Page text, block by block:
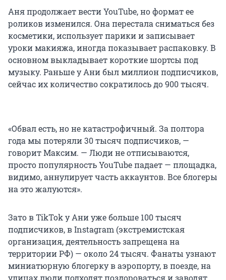
Аня продолжает вести YouTube, но формат ее
роликов изменился. Она перестала сниматься без
косметики, использует парики и записывает
уроки макияжа, иногда показывает распаковку. В
основном выкладывает короткие шортсы под
музыку. Раньше у Ани был миллион подписчиков,
сейчас их количество сократилось до 900 тысяч.
«Обвал есть, но не катастрофичный. За полтора
года мы потеряли 30 тысяч подписчиков, —
говорит Максим. — Люди не отписываются,
просто популярность YouTube падает — площадка,
видимо, аннулирует часть аккаунтов. Все блогеры
на это жалуются».
Зато в TikTok у Ани уже больше 100 тысяч
подписчиков, в Instagram (экстремистская
организация, деятельность запрещена на
территории РФ) — около 24 тысяч. Фанаты узнают
миниатюрную блогерку в аэропорту, в поезде, на
улицах люди подходят поздороваться и заводят